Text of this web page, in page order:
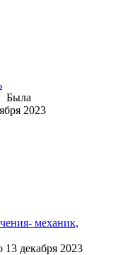
Была
2023
механик,
13 декабря 2023